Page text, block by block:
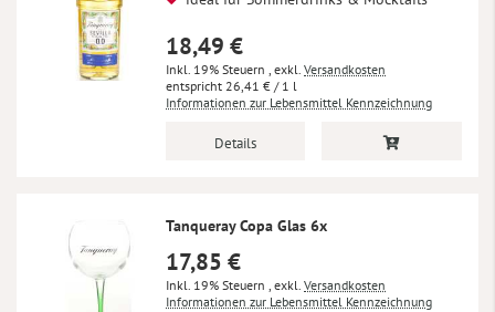
18,49 €
Inkl. 19% Steuern , exkl. Versandkosten
26,41 € / 1 l
Informationen zur Lebensmittel Kennzeichnung
Details
Tanqueray Copa Glas 6x
17,85 €
Inkl. 19% Steuern , exkl. Versandkosten
Informationen zur Lebensmittel Kennzeichnung